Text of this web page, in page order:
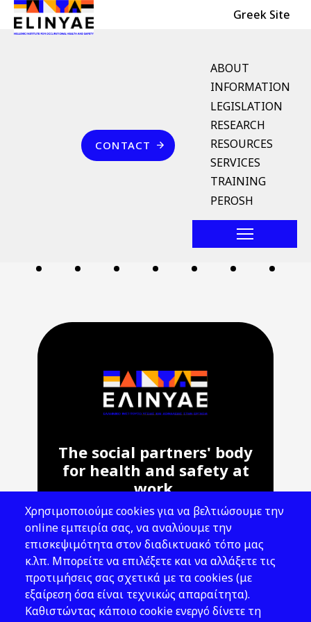
Skip to main content
Header Top Greek Site
English Menu
ABOUT
INFORMATION
LEGISLATION
RESEARCH
RESOURCES
SERVICES
TRAINING
PEROSH
Επικοινωνία
CONTACT
Breadcrumb
νομική βοήθεια
The social partners' body
for health and safety at
work.
Address: 143 Liosion & 6 Thirsiou, 104
45, Athens
T: 210 82 00 100
e: info@elinyae.gr
Follow Us
Χρησιμοποιούμε cookies για να βελτιώσουμε την
online εμπειρία σας, να αναλύουμε την
επισκεψιμότητα στον διαδικτυακό τόπο μας
κ.λπ. Μπορείτε να επιλέξετε και να αλλάξετε τις
προτιμήσεις σας σχετικά με τα cookies (με
εξαίρεση όσα είναι τεχνικώς απαραίτητα).
Καθιστώντας κάποιο cookie ενεργό δίνετε τη